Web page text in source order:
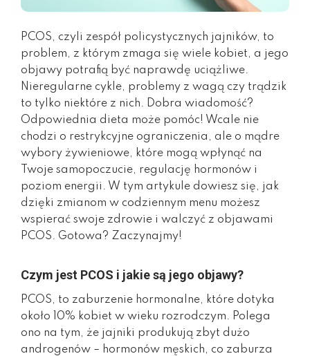
PCOS, czyli zespół policystycznych jajników, to
problem, z którym zmaga się wiele kobiet, a jego
objawy potrafią być naprawdę uciążliwe.
Nieregularne cykle, problemy z wagą czy trądzik
to tylko niektóre z nich. Dobra wiadomość?
Odpowiednia dieta może pomóc! Wcale nie
chodzi o restrykcyjne ograniczenia, ale o mądre
wybory żywieniowe, które mogą wpłynąć na
Twoje samopoczucie, regulację hormonów i
poziom energii. W tym artykule dowiesz się, jak
dzięki zmianom w codziennym menu możesz
wspierać swoje zdrowie i walczyć z objawami
PCOS. Gotowa? Zaczynajmy!
Czym jest PCOS i jakie są jego objawy?
PCOS, to zaburzenie hormonalne, które dotyka
około 10% kobiet w wieku rozrodczym. Polega
ono na tym, że jajniki produkują zbyt dużo
androgenów – hormonów męskich, co zaburza